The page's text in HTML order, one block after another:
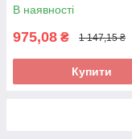
В наявності
975,08 ₴ 1 147,15 ₴
Купити